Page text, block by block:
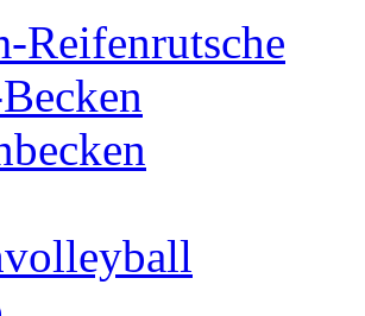
Reifenrutsche